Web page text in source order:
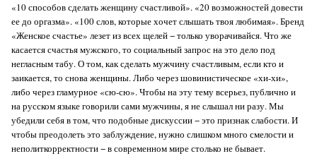
«10 способов сделать женщину счастливой». «20 возможностей довести
ее до оргазма». «100 слов, которые хочет слышать твоя любимая». Бренд
«Женское счастье» лезет из всех щелей − только уворачивайся. Что же
касается счастья мужского, то социальный запрос на это дело под
негласным табу. О том, как сделать мужчину счастливым, если кто и
заикается, то снова женщины. Либо через шовинистическое «хи-хи»,
либо через гламурное «сю-сю». Чтобы на эту тему всерьез, публично и
на русском языке говорили сами мужчины, я не слышал ни разу. Мы
убедили себя в том, что подобные дискуссии − это признак слабости. И
чтобы преодолеть это заблуждение, нужно слишком много смелости и
неполиткорректности − в современном мире столько не бывает.